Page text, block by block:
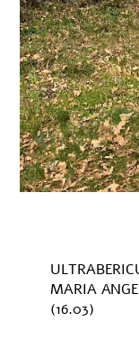
MARIA
(16.03)